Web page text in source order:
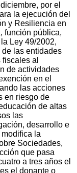
por el
la ejecución del
y Resiliencia en
función pública,
Ley 49/2002,
las entidades
al
de actividades
en el
las acciones
en riesgo de
de altas
las
desarrollo e
la
Sociedades,
que pasa
a tres años el
el donante o